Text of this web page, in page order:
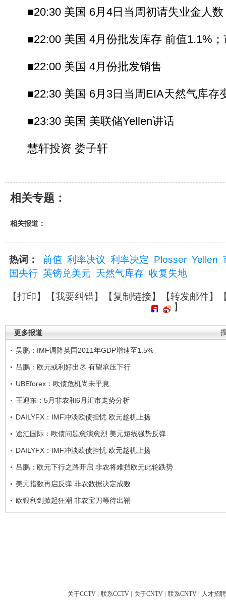
■20:30 美国 6月4日当周初请失业金人
■22:00 美国 4月份批发库存 前值1.1%
■22:00 美国 4月份批发销售
■22:30 美国 6月3日当周EIA天然气库存
■23:30 美国 美联储Yellen讲话
慧轩投资 娄子轩
相关专题：
相关报道：
热词： 前值 利率决议 利率决定 Plosser Yellen
国央行 英镑兑美元 天然气库存 收复失地
【打印】【我要纠错】【复制链接】【转发邮件】
】
更多报道
吴鹏：IMF调降英国2011年GDP增速至1.5%
吕鹏：欧元或利好出尽 有望承压下行
UBEforex：欧债危机尚未平息
王迎东：5月非农和6月汇市走势分析
DAILYFX：IMF冲淡欧债担忧 欧元趁机上扬
途汇国际：欧债问题愈演愈烈 美元短线强势反弹
DAILYFX：IMF冲淡欧债担忧 欧元趁机上扬
吕鹏：欧元下行之路开启 非农将难挡欧元此轮跌势
美元指数再启反弹 非农数据决定成败
欧银利剑掀起狂潮 非农宝刀等待出鞘
关于CCTV | 联系CCTV | 关于CNTV | 联系CNTV | 人才招聘